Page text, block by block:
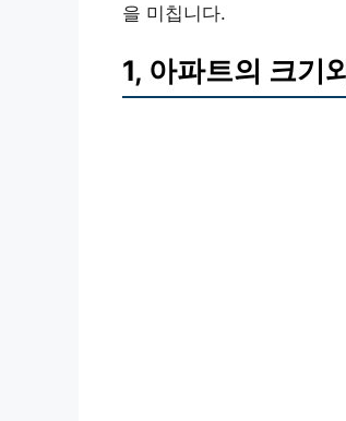
을 미칩니다.
1, 아파트의 크기